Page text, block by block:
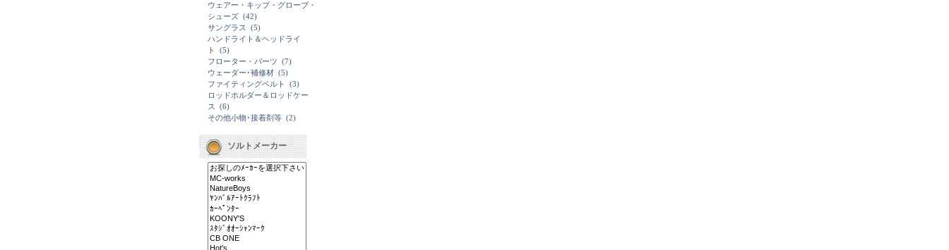
ウェアー・キップ・グローブ・
シューズ (42)
サングラス
(5)
ハンドライト＆ヘッドライ
ト
(5)
フローター・パーツ (7)
ウェーダー･補修材 (5)
ファイティングベルト
(3)
ロッドホルダー＆ロッドケー
ス
(6)
その他小物･接着剤等 (2)
ソルトメーカー